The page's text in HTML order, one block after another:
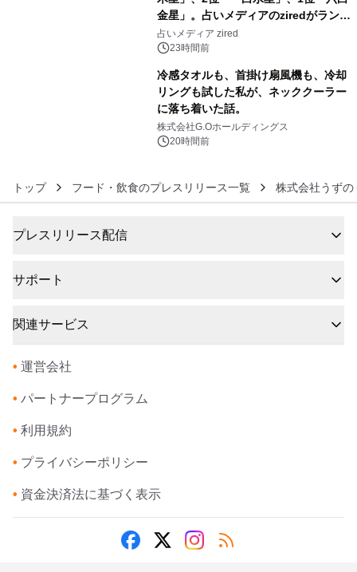
金星」。占いメディアのziredがランキ
ングを発表
占いメディア zired
23時間前
冷感タオルも、首掛け扇風機も、冷却
リングも試した私が、ネッククーラー
に落ち着いた話。
株式会社G.Oホールディングス
20時間前
トップ フード・飲食のプレスリリース一覧 株式会社うず
プレスリリース配信
サポート
関連サービス
• 運営会社
• パートナープログラム
• 利用規約
• プライバシーポリシー
• 資金決済法に基づく表示